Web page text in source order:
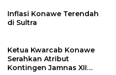
Inflasi Konawe Terendah
di Sultra
Ketua Kwarcab Konawe
Serahkan Atribut
Kontingen Jamnas XII